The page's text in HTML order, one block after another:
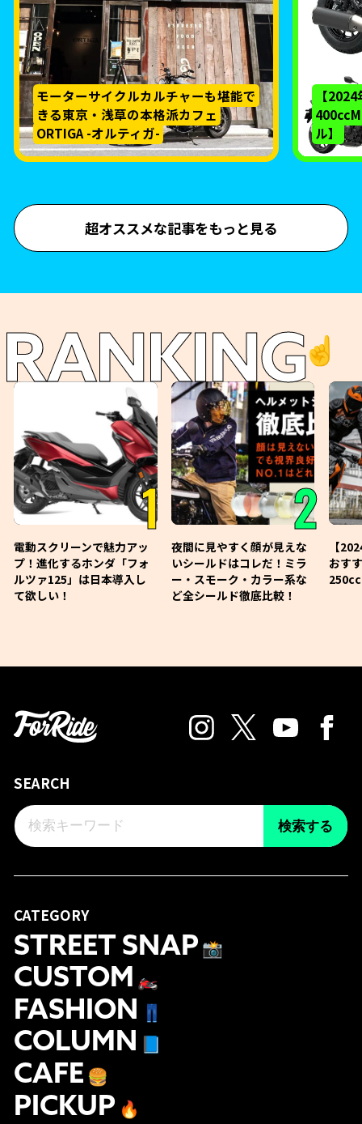
モーターサイクルカルチャーも堪能で
きる東京・浅草の本格派カフェ
ORTIGA -オルティガ-
【
ル】
超オススメな記事をもっと見る
RANKING☝️
1
電動スクリーンで魅力アッ
プ！進化するホンダ「フォ
ルツァ125」は日本導入し
て欲しい！
2
夜間に見やすく顔が見えな
いシールドはコレだ！ミラ
ー・スモーク・カラー系な
ど全シールド徹底比較！
【
おす
SEARCH
検索する
CATEGORY
STREET SNAP 📸
CUSTOM 🏍
FASHION 👖
COLUMN
CAFE 🍔
PICKUP 🔥